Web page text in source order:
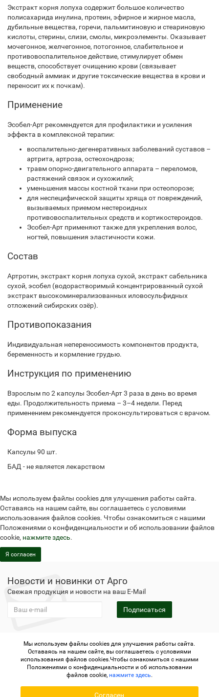
Экстракт корня лопуха содержит большое количество
полисахарида инулина, протеин, эфирное и жирное масла,
дубильные вещества, горечи, пальмитиновую и стеариновую
кислоты, стерины, слизи, смолы, микроэлементы. Оказывает
мочегонное, желчегонное, потогонное, слабительное и
противовоспалительное действие, стимулирует обмен
веществ, способствует очищению крови (связывает
свободный аммиак и другие токсические вещества в крови и
переносит их к почкам).
Применение
Эсобел-Арт рекомендуется для профилактики и усиления
эффекта в комплексной терапии:
воспалительно-дегенеративных заболеваний суставов –
артрита, артроза, остеохондроза;
травм опорно-двигательного аппарата – переломов,
растяжений связок и сухожилий;
уменьшения массы костной ткани при остеопорозе;
для неспецифической защиты хряща от повреждений,
вызываемых приемом нестероидных
противовоспалительных средств и кортикостероидов.
Эсобел-Арт применяют также для укрепления волос,
ногтей, повышения эластичности кожи.
Состав
Артротин, экстракт корня лопуха сухой, экстракт сабельника
сухой, эсобел (водорастворимый концентрированный сухой
экстракт высокоминерализованных иловосульфидных
отложений сибирских озёр).
Противопоказания
Индивидуальная непереносимость компонентов продукта,
беременность и кормление грудью.
Инструкция по применению
Взрослым по 2 капсулы Эсобел-Арт 3 раза в день во время
еды. Продолжительность приема – 3–4 недели. Перед
применением рекомендуется проконсультироваться с врачом.
Форма выпуска
Капсулы 90 шт.
БАД - не является лекарством
Мы используем файлы cookies для улучшения работы сайта.
Оставаясь на нашем сайте, вы соглашаетесь с условиями
использования файлов cookies. Чтобы ознакомиться с нашими
Положениями о конфиденциальности и об использовании файлов
cookie, нажмите здесь.
Я согласен
Новости и новинки от Арго
Свежая продукция и новости на ваш E-Mail
Подписаться
Не является публичной офертой
Политика
конфиденциальности
Не является публичной офертой
Политика конфиденциальности
Регистрация в Арго
Argo.su - интернет-магазин отделения Арго © 2006-2026 ИП
Мы используем файлы cookies для улучшения работы сайта.
Оставаясь на нашем сайте, вы соглашаетесь с условиями
использования файлов cookies.Чтобы ознакомиться с нашими
Положениями о конфиденциальности и об использовании
файлов cookie, нажмите здесь.
Согласен